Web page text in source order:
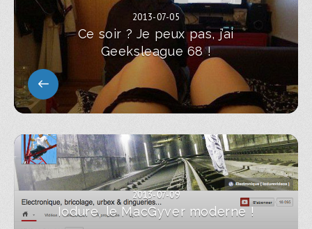
2013-07-05
Ce soir ? Je peux pas, j’ai
Geeksleague 68 !
2013-07-09
Iodure, le MacGyver moderne !